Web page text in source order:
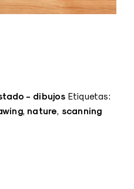
- dibujos Etiquetas:
, nature, scanning